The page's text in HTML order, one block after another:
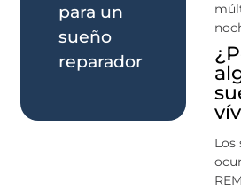
para un
sueño
reparador
Los